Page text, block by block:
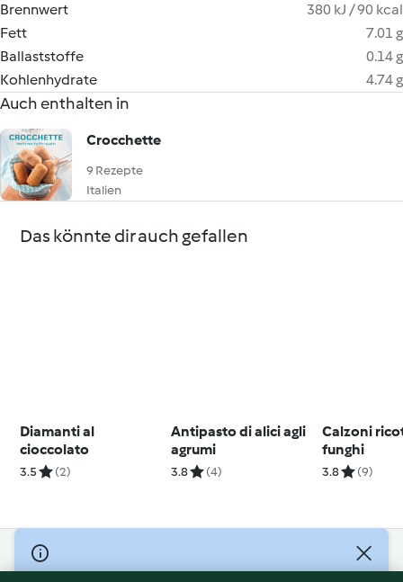
Brennwert
380 kJ / 90 kcal
Fett
7.01 g
Ballaststoffe
0.14 g
Kohlenhydrate
4.74 g
Auch enthalten in
Crocchette
9 Rezepte
Italien
Das könnte dir auch gefallen
Diamanti al
cioccolato
3.5 (2)
Antipasto di alici agli
agrumi
3.8 (4)
Calzoni
funghi
3.8 (9)
© Copyright 2026